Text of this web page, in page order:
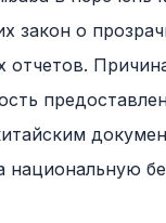
закон о
отчетов.
национальную